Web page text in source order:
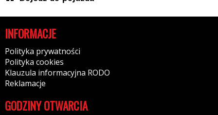
INFORMACJE
Polityka prywatności
Polityka cookies
Klauzula informacyjna RODO
Reklamacje
GODZINY OTWARCIA